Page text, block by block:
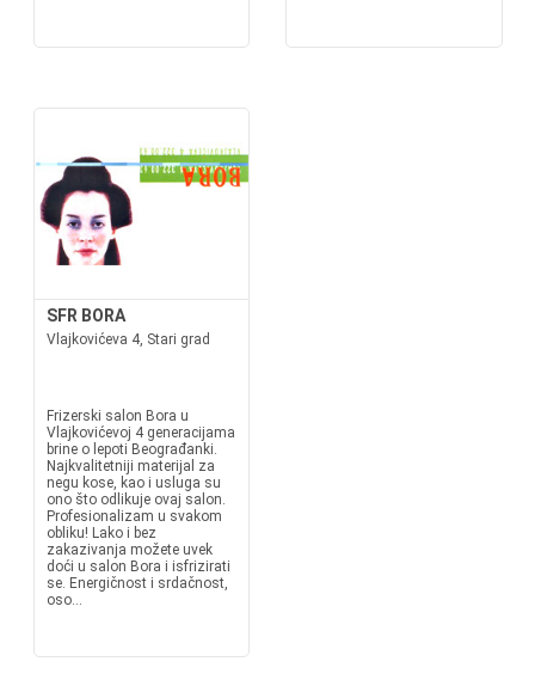
SFR BORA
Vlajkovićeva 4, Stari grad
Frizerski salon Bora u
Vlajkovićevoj 4 generacijama
brine o lepoti Beograđanki.
Najkvalitetniji materijal za
negu kose, kao i usluga su
ono što odlikuje ovaj salon.
Profesionalizam u svakom
obliku! Lako i bez
zakazivanja možete uvek
doći u salon Bora i isfrizirati
se. Energičnost i srdačnost,
oso...